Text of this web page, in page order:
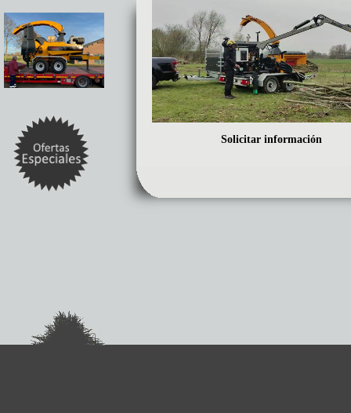
Solicitar información